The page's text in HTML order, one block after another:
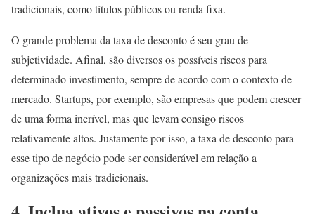
tradicionais, como títulos públicos ou renda fixa.
O grande problema da taxa de desconto é seu grau de
subjetividade. Afinal, são diversos os possíveis riscos para
determinado investimento, sempre de acordo com o contexto de
mercado. Startups, por exemplo, são empresas que podem crescer
de uma forma incrível, mas que levam consigo riscos
relativamente altos. Justamente por isso, a taxa de desconto para
esse tipo de negócio pode ser considerável em relação a
organizações mais tradicionais.